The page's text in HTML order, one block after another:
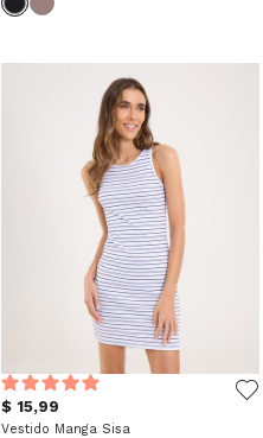
$ 15,99
Vestido Manga Sisa